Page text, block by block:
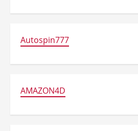
Autospin777
AMAZON4D